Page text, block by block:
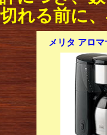
れる前に
メリタ アロ